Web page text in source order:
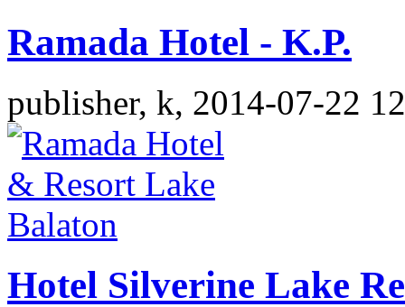
Ramada Hotel - K.P.
publisher, k, 2014-07-22
Hotel Silverine Lake